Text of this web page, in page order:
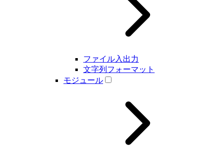
ファイル入出力
文字列フォーマット
モジュール